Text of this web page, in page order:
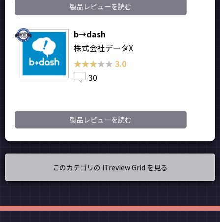
製品レビューを読む
b→dash
株式会社データX
★★★★★
★★★★★ 3.0
30
製品レビューを読む
このカテゴリの ITreview Grid を見る